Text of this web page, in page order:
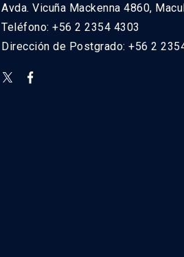
Avda. Vicuña Mackenna 4860,
Teléfono: +56 2 2354 4303
Dirección de Postgrado: +56 2